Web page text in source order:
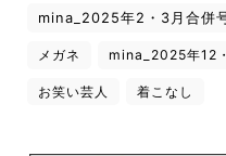
mina_2025年2・3月合併
メガネ mina_2025年12
お笑い芸人 着こなし